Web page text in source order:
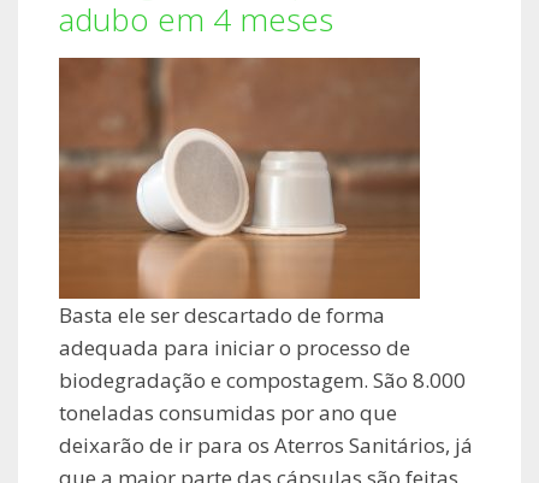
adubo em 4 meses
Basta ele ser descartado de forma
adequada para iniciar o processo de
biodegradação e compostagem. São 8.000
toneladas consumidas por ano que
deixarão de ir para os Aterros Sanitários, já